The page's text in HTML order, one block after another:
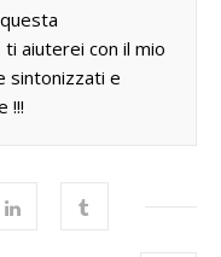
aiuterei con il mio
sintonizzati e
!!!